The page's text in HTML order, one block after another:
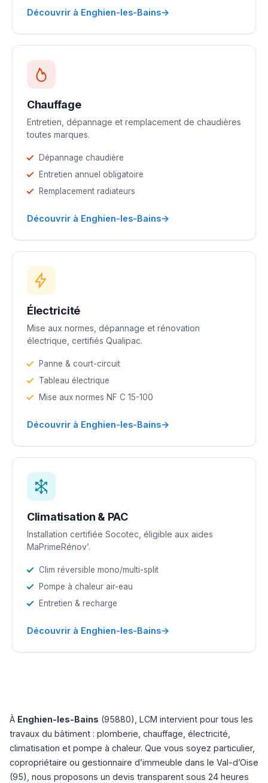
Découvrir à Enghien-les-Bains→
Chauffage
Entretien, dépannage et remplacement de chaudières
toutes marques.
Dépannage chaudière
Entretien annuel obligatoire
Remplacement radiateurs
Découvrir à Enghien-les-Bains→
Électricité
Mise aux normes, dépannage et rénovation
électrique, certifiés Qualipac.
Panne & court-circuit
Tableau électrique
Mise aux normes NF C 15-100
Découvrir à Enghien-les-Bains→
Climatisation & PAC
Installation certifiée Socotec, éligible aux aides
MaPrimeRénov’.
Clim réversible mono/multi-split
Pompe à chaleur air-eau
Entretien & recharge
Découvrir à Enghien-les-Bains→
À Enghien-les-Bains (95880), LCM intervient pour tous les
travaux du bâtiment : plomberie, chauffage, électricité,
climatisation et pompe à chaleur. Que vous soyez particulier,
copropriétaire ou gestionnaire d’immeuble dans le Val-d’Oise
(95), nous proposons un devis transparent sous 24 heures